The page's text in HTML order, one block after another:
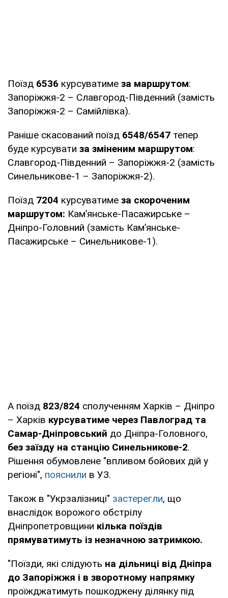
Поїзд 6536 курсуватиме за маршрутом:
Запоріжжя-2 – Славгород-Південний (замість
Запоріжжя-2 – Самійлівка).
Раніше скасований поїзд 6548/6547 тепер
буде курсувати за зміненим маршрутом:
Славгород-Південний – Запоріжжя-2 (замість
Синельникове-1 – Запоріжжя-2).
Поїзд 7204 курсуватиме за скороченим
маршрутом: Камʼянське-Пасажирське –
Дніпро-Головний (замість Камʼянське-
Пасажирське – Синельникове-1).
А поїзд 823/824 сполученням Харків – Дніпро
– Харків курсуватиме через Павлоград та
Самар-Дніпровський до Дніпра-Головного,
без заїзду на станцію Синельникове-2.
Рішення обумовлене "впливом бойових дій у
регіоні", пояснили в УЗ.
Також в "Укрзалізниці" застерегли, що
внаслідок ворожого обстрілу
Дніпропетровщини кілька поїздів
прямуватимуть із незначною затримкою.
"Поїзди, які слідують на дільниці від Дніпра
до Запоріжжя і в зворотному напрямку
проїжджатимуть пошкоджену ділянку під